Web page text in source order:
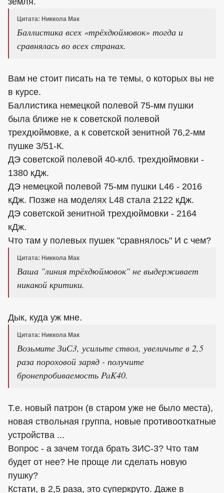
Цитата: Никкола Мак
Баллистика всех «трёхдюймовок» тогда и
сравнялась во всех странах.
Вам не стоит писать на те темы, о которых вы не
в курсе.
Баллистика немецкой полевой 75-мм пушки
была ближе не к советской полевой
трехдюймовке, а к советской зенитной 76,2-мм
пушке 3/51-К.
ДЭ советской полевой 40-клб. трехдюймовки -
1380 кДж.
ДЭ немецкой полевой 75-мм пушки L46 - 2016
кДж. Позже на моделях L48 стала 2122 кДж.
ДЭ советской зенитной трехдюймовки - 2164
кДж.
Что там у полевых пушек "сравнялось" И с чем?
Цитата: Никкола Мак
Ваша "линия трёхдюймовок" не выдерживает
никакой критики.
Дык, куда уж мне.
Цитата: Никкола Мак
Возьмите ЗиС3, усильте ствол, увеличьте в 2,5
раза пороховой заряд - получите
бронепробиваемость PaK40.
Т.е. новый патрон (в старом уже не было места),
новая ствольная группа, новые противооткатные
устройства ...
Вопрос - а зачем тогда брать ЗИС-3? Что там
будет от нее? Не проще ли сделать новую
пушку?
Кстати, в 2,5 раза, это суперкруто. Даже в